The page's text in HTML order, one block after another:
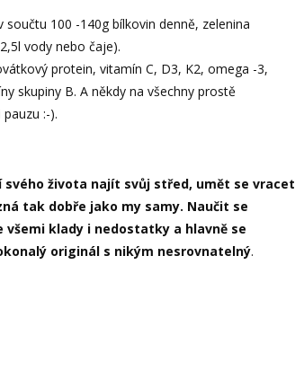
100 -140g bílkovin denně, zelenina
vody nebo čaje).
protein, vitamín C, D3, K2, omega -3,
skupiny B. A někdy na všechny prostě
:-).
svého života najít svůj střed, umět se vracet
tak dobře jako my samy. Naučit se
klady i nedostatky a hlavně se
originál s nikým nesrovnatelný.